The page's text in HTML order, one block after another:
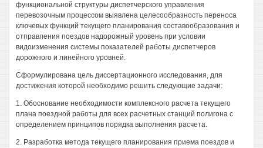
функциональной структуры диспетчерского управления
перевозочным процессом выявлена целесообразность переноса
ключевых функций текущего планирования составообразования и
отправления поездов надорожный уровень при условии
видоизменения системы показателей работы диспетчеров
дорожного и линейного уровней.
Сформулирована цель диссертационного исследования, для
достижения которой необходимо решить следующие задачи:
1. Обоснование необходимости комплексного расчета текущего
плана поездной работы для всех расчетных станций полигона с
определением принципов порядка выполнения расчета.
2. Разработка метода текущего планирования приема поездов и